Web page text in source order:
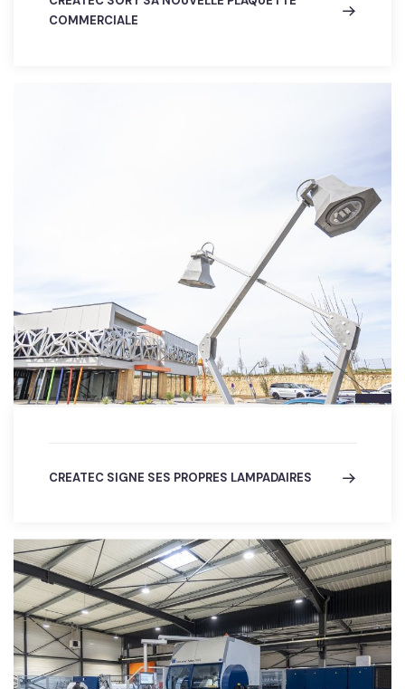
COMMERCIALE
CREATEC SIGNE SES PROPRES LAMPADAIRES